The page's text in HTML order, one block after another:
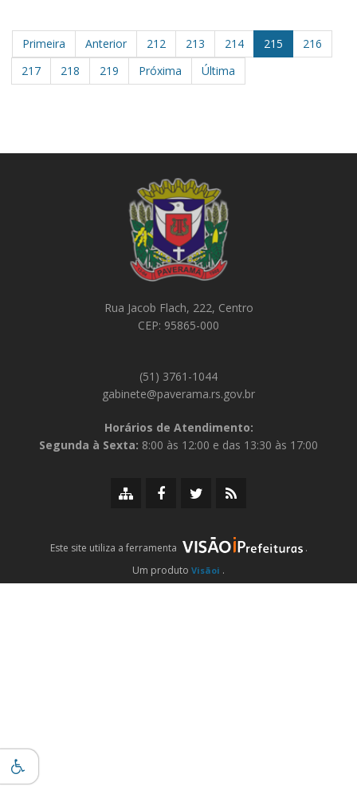
Primeira Anterior 212 213 214 215
216
217
218 219 Próxima Última
Rua Jacob Flach, 222, Centro
CEP: 95865-000
(51) 3761-1044
gabinete@paverama.rs.gov.br
Horários de Atendimento:
Segunda à Sexta: 8:00 às 12:00 e das 13:30 às 17:00
MapaFacebookTwitter/X
RSS
Este site utiliza a ferramenta
.
Um produto Visãoi .